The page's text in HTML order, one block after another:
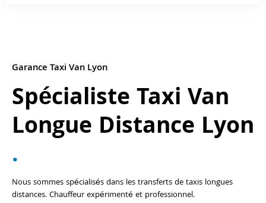
Garance Taxi Van Lyon
Spécialiste Taxi Van
Longue Distance Lyon
.
Nous sommes spécialisés dans les transferts de taxis longues
distances. Chauffeur expérimenté et professionnel.